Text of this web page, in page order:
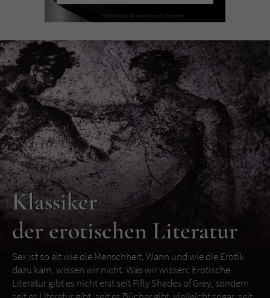
Klassiker
der erotischen Literatur
Sex ist so alt wie die Menschheit. Wann und wie die Erotik
dazu kam, wissen wir nicht. Was wir wissen: Erotische
Literatur gibt es nicht erst seit Fifty Shades of Grey, sondern